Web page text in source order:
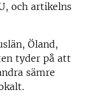
och artikelns
Öland,
tyder på att
sämre